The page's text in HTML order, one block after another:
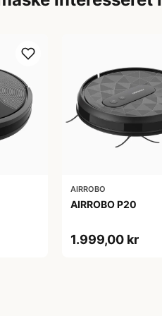
AIRROBO
AIRROBO P20
1.999,00 kr